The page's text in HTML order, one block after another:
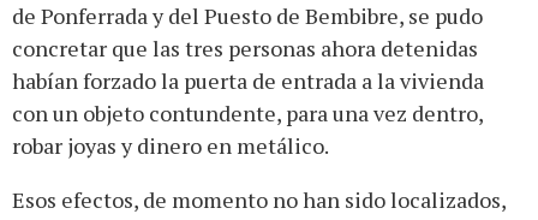
de Ponferrada y del Puesto de Bembibre, se pudo
concretar que las tres personas ahora detenidas
habían forzado la puerta de entrada a la vivienda
con un objeto contundente, para una vez dentro,
robar joyas y dinero en metálico.
Esos efectos, de momento no han sido localizados,